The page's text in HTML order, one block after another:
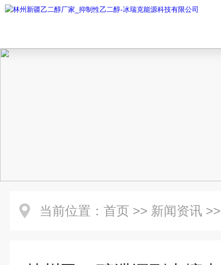
当前位置： 首页 >> 新闻资讯